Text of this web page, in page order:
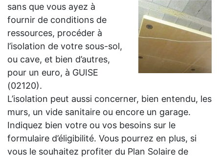
sans que vous ayez à
fournir de conditions de
ressources, procéder à
l’isolation de votre sous-sol,
ou cave, et bien d’autres,
pour un euro, à GUISE
(02120).
L’isolation peut aussi concerner, bien entendu, les
murs, un vide sanitaire ou encore un garage.
Indiquez bien votre ou vos besoins sur le
formulaire d’éligibilité. Vous pourrez en plus, si
vous le souhaitez profiter du Plan Solaire de